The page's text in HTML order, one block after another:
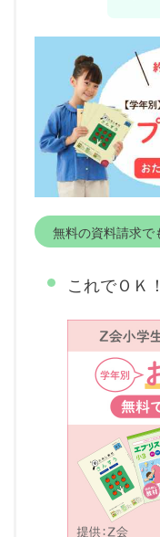
無料の資料請求で
これでＯＫ